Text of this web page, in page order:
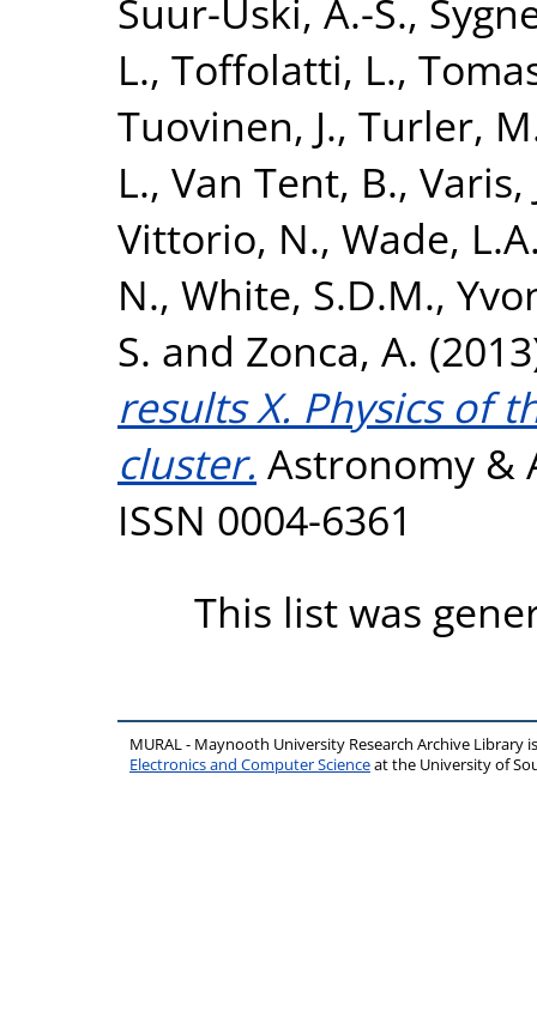
Suur-Uski, A.-S.,
L., Toffolatti, L.,
Tuovinen, J., Turler,
L., Van Tent, B., Varis,
Vittorio, N., Wade,
N., White, S.D.M.,
S. and Zonca, A.
results X. Physics of
cluster. Astronomy &
ISSN 0004-6361
This list was
MURAL - Maynooth University Research Archive Library
Electronics and Computer Scienceat the University of